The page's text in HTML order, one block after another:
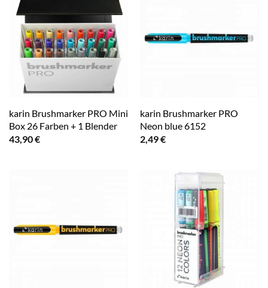
karin Brushmarker PRO Mini
Box 26 Farben + 1 Blender
43,90€
karin Brushmarker PRO
Neon blue 6152
2,49€